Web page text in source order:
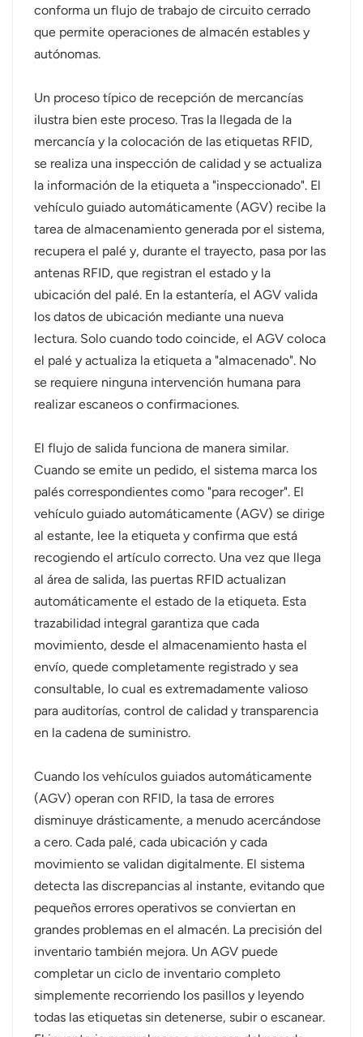
conforma un flujo de trabajo de circuito cerrado
que permite operaciones de almacén estables y
autónomas.
Un proceso típico de recepción de mercancías
ilustra bien este proceso. Tras la llegada de la
mercancía y la colocación de las etiquetas RFID,
se realiza una inspección de calidad y se actualiza
la información de la etiqueta a "inspeccionado". El
vehículo guiado automáticamente (AGV) recibe la
tarea de almacenamiento generada por el sistema,
recupera el palé y, durante el trayecto, pasa por las
antenas RFID, que registran el estado y la
ubicación del palé. En la estantería, el AGV valida
los datos de ubicación mediante una nueva
lectura. Solo cuando todo coincide, el AGV coloca
el palé y actualiza la etiqueta a "almacenado". No
se requiere ninguna intervención humana para
realizar escaneos o confirmaciones.
El flujo de salida funciona de manera similar.
Cuando se emite un pedido, el sistema marca los
palés correspondientes como "para recoger". El
vehículo guiado automáticamente (AGV) se dirige
al estante, lee la etiqueta y confirma que está
recogiendo el artículo correcto. Una vez que llega
al área de salida, las puertas RFID actualizan
automáticamente el estado de la etiqueta. Esta
trazabilidad integral garantiza que cada
movimiento, desde el almacenamiento hasta el
envío, quede completamente registrado y sea
consultable, lo cual es extremadamente valioso
para auditorías, control de calidad y transparencia
en la cadena de suministro.
Cuando los vehículos guiados automáticamente
(AGV) operan con RFID, la tasa de errores
disminuye drásticamente, a menudo acercándose
a cero. Cada palé, cada ubicación y cada
movimiento se validan digitalmente. El sistema
detecta las discrepancias al instante, evitando que
pequeños errores operativos se conviertan en
grandes problemas en el almacén. La precisión del
inventario también mejora. Un AGV puede
completar un ciclo de inventario completo
simplemente recorriendo los pasillos y leyendo
todas las etiquetas sin detenerse, subir o escanear.